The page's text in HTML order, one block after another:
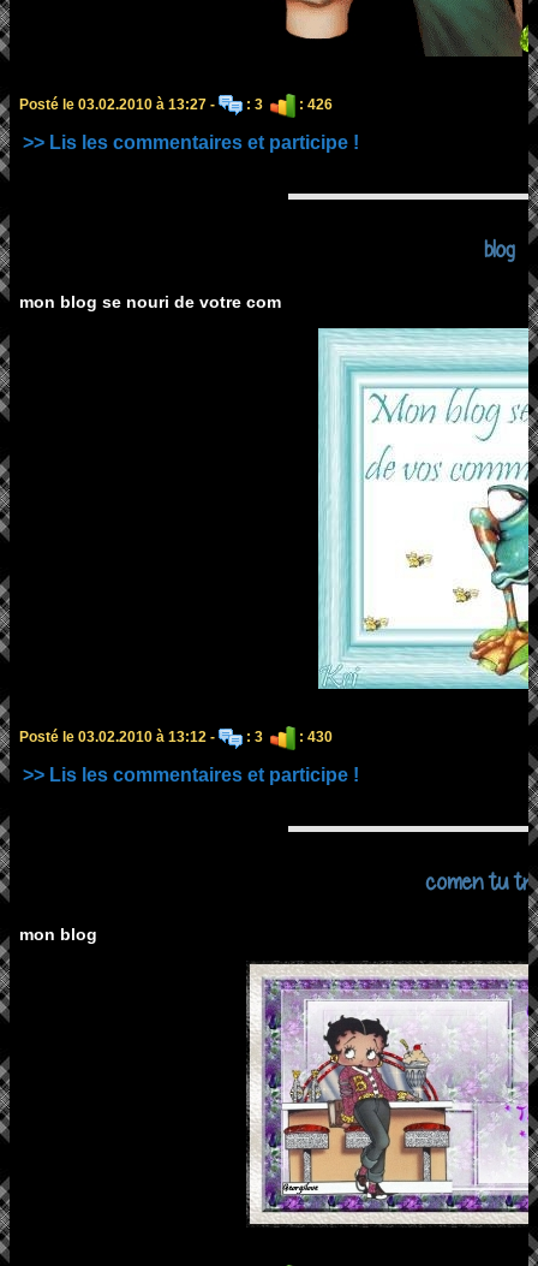
Posté le 03.02.2010 à 13:27 - : 3 : 426
>> Lis les commentaires et participe !
blog
mon blog se nouri de votre com
Posté le 03.02.2010 à 13:12 - : 3 : 430
>> Lis les commentaires et participe !
comen tu
mon blog